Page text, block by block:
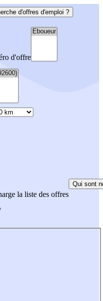
d'offres d'emploi ?
d'offre
la liste des offres
Qui sont